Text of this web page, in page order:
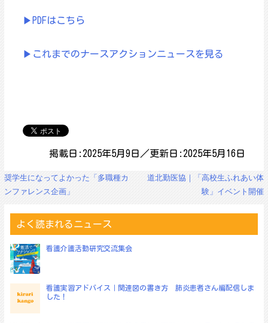
▶PDFはこちら
▶これまでのナースアクションニュースを見る
掲載日:2025年5月9日／更新日:2025年5月16日
投
稿
ー
シ
ョ
ン
奨学生になってよかった「多職種カ
ンファレンス企画」
道北勤医協｜「高校生ふれあい体
験」イベント開催
よく読まれるニュース
看護介護活動研究交流集会
看護実習アドバイス｜関連図の書き方 肺炎患者さん編配信しま
した！